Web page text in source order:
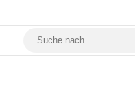
YouTubeMastodon